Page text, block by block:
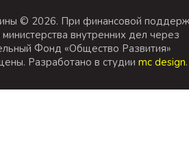
© 2026. При финансовой
внутренних дел через
Фонд «Общество Развития»
Разработано в студииmc design.